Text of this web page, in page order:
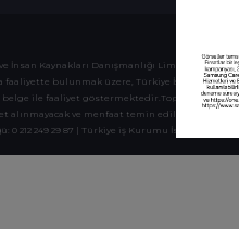
İnsan Kaynakları Danışmanlığı Limited Şirketi
bulunmak üzere, Türkiye İş Kurumu
belge ile faaliyet göstermektedir.Toptalent İş
alınmayacak ve menfaat temin edilmeyecektir.
212 249 29 87 | Türkiye iş Kurumu İstanbul